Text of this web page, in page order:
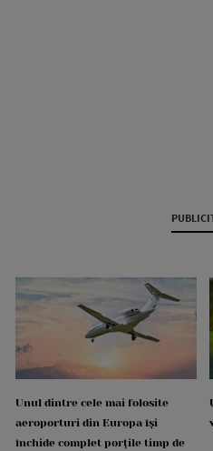
Unul dintre cele mai folosite
aeroporturi din Europa își
închide complet porțile timp de